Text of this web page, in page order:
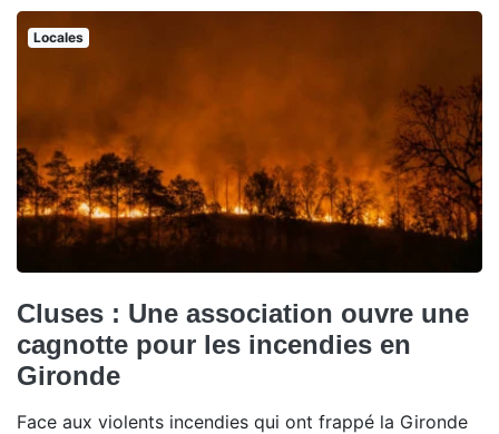
Locales
Cluses : Une association ouvre une
cagnotte pour les incendies en
Gironde
Face aux violents incendies qui ont frappé la Gironde